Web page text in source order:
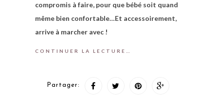
compromis à faire, pour que bébé soit quand
même bien confortable…Et accessoirement,
arrive à marcher avec !
CONTINUER LA LECTURE…
Partager: